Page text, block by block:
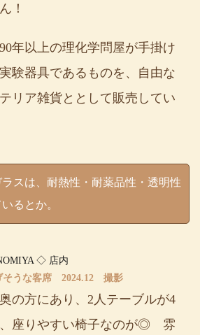
！
年以上の理化学問屋が手掛け
験器具であるものを、自由な
リア雑貨ととして販売してい
スは、耐熱性・耐薬品性・透明性
るとか。
そうな客席 2024.12 撮影
の方にあり、2人テーブルが4
座りやすい椅子なのが◎ 雰